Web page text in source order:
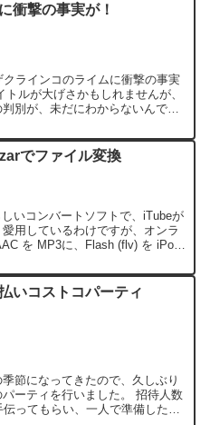
衝撃の事実が！
ラインコのライムに衝撃の事実
ルが大げさかもしれませんが、
別が、未だにわからないんで
でファイル変換
いコンバートソフトで、iTubeが
用しているわけですが、オンラ
を MP3に、Flash (flv) を iPod
いコストコパーティ
節になってきたので、久しぶり
ーティを行いました。 招待人数
ってもらい、一人で準備したの